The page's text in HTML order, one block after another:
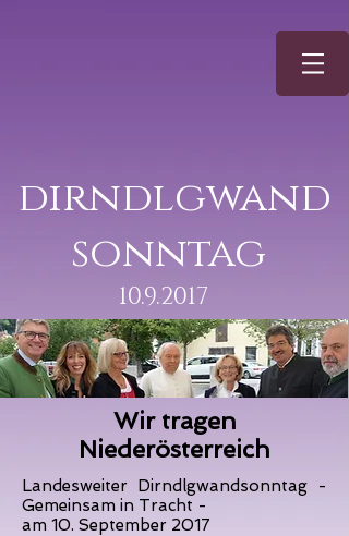
dirndlgwand
sonntag
10.9.2017
Wir tragen
Niederösterreich
Landesweiter Dirndlgwandsonntag -
Gemeinsam in Tracht -
am 10. September 2017